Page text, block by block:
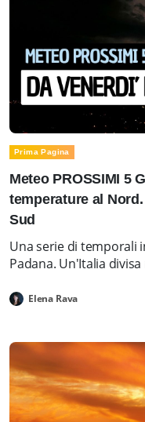
Prima Pagina
Meteo PROSSIMI 5
temperature al
Sud
Una serie di temporali
Padana. Un'Italia
Elena Rava